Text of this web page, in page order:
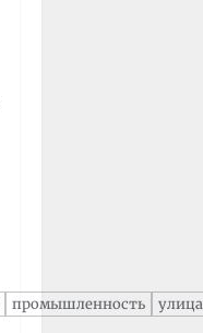
промышленность улица